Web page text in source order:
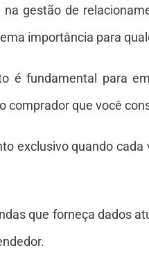
gestão de
importância para
é fundamental para
comprador que você
exclusivo quando
que forneça dados